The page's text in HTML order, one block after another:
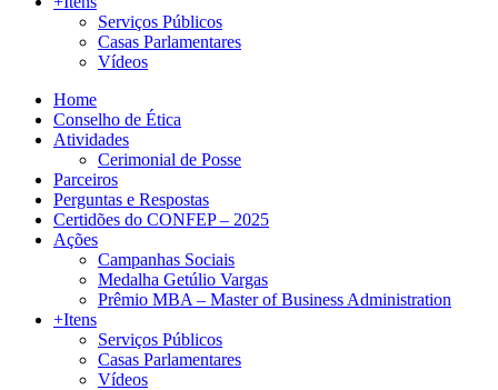
Serviços Públicos
Casas Parlamentares
Vídeos
Home
Conselho de Ética
Atividades
Cerimonial de Posse
Parceiros
Perguntas e Respostas
Certidões do CONFEP – 2025
Ações
Campanhas Sociais
Medalha Getúlio Vargas
Prêmio MBA – Master of Business Administration
+Itens
Serviços Públicos
Casas Parlamentares
Vídeos